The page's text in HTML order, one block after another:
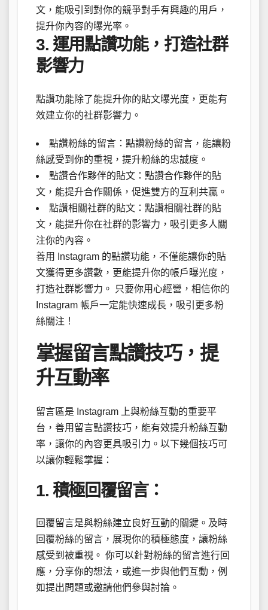
文，能吸引到對你的競爭對手有興趣的用戶，
提升你內容的曝光率。
3. 運用點讚功能，打造社群
影響力
點讚功能除了能提升你的貼文曝光度，更能有
效建立你的社群影響力。
點讚粉絲的留言：點讚粉絲的留言，能讓粉
絲感受到你的重視，提升粉絲的忠誠度。
點讚合作夥伴的貼文：點讚合作夥伴的貼
文，能提升合作關係，促進雙方的互利共贏。
點讚相關社群的貼文：點讚相關社群的貼
文，能提升你在社群的影響力，吸引更多人關
注你的內容。
善用 Instagram 的點讚功能，不僅能讓你的貼
文獲得更多讚數，更能提升你的帳戶曝光度，
打造社群影響力。 只要你用心經營，相信你的
Instagram 帳戶一定能快速成長，吸引更多粉
絲關注！
掌握留言點讚技巧，提
升互動率
留言區是 Instagram 上與粉絲互動的重要平
台，善用留言點讚技巧，能有效提升粉絲互動
率，讓你的內容更具吸引力。以下幾個技巧可
以讓你輕鬆掌握：
1. 積極回覆留言：
回覆留言是與粉絲建立良好互動的關鍵。及時
回覆粉絲的留言，展現你的積極態度，讓粉絲
感受到被重視。 你可以針對粉絲的留言進行回
應，分享你的想法，或進一步與他們互動，例
如提出問題或邀請他們參與討論。